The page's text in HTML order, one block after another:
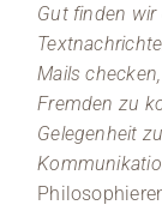
Gut finden
Mails
Fremden zu
Gelegenheit